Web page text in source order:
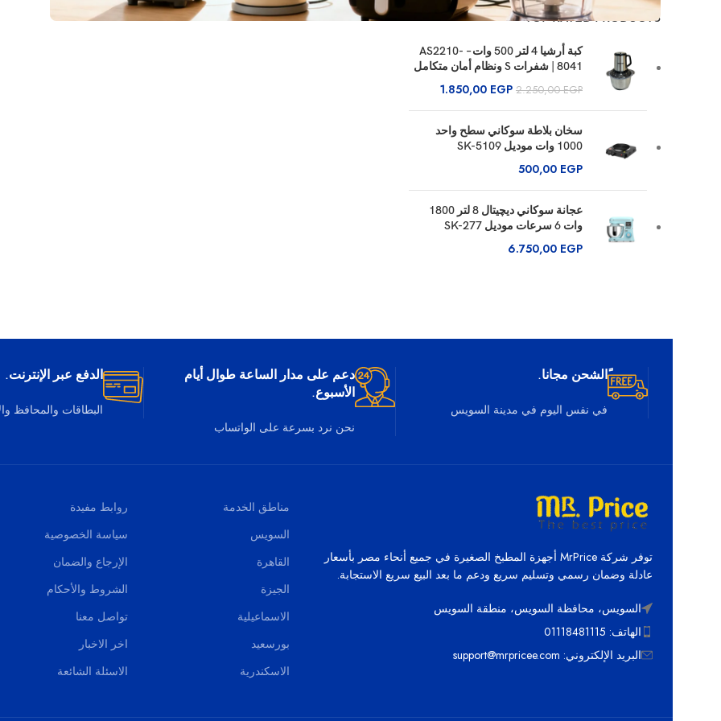
TOP RATED PRODUCTS
كبة أرشيا 4 لتر 500 وات – AS2210-
8041 | شفرات S ونظام أمان متكامل
2.250,00EGP
1.850,00 EGP
سخان بلاطة سوكاني سطح واحد
1000 وات موديل SK-5109
500,00 EGP
عجانة سوكاني ديچيتال 8 لتر 1800
وات 6 سرعات موديل SK-277
6.750,00 EGP
ًالشحن مجانا.
في نفس اليوم في مدينة السويس
دعم على مدار الساعة طوال أيام
الأسبوع.
نحن نرد بسرعة على الواتساب
الدفع عبر الإنترنت.
البطاقات والمحافظ
توفر شركة MrPrice أجهزة المطبخ الصغيرة في جميع أنحاء مصر بأسعار
عادلة وضمان رسمي وتسليم سريع ودعم ما بعد البيع سريع الاستجابة.
السويس، محافظة السويس، منطقة السويس
الهاتف: 01118481115
البريد الإلكتروني: support@mrpricee.com
مناطق الخدمة
السويس
القاهرة
الجيزة
الاسماعيلية
بورسعيد
الاسكندرية
روابط مفيدة
سياسة الخصوصية
الإرجاع والضمان
الشروط والأحكام
تواصل معنا
اخر الاخبار
الاسئلة الشائعة